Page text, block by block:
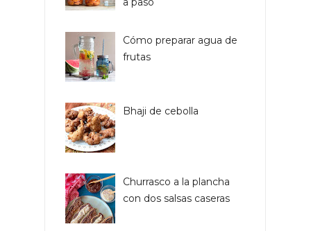
Cómo preparar agua de
frutas
Bhaji de cebolla
Churrasco a la plancha
con dos salsas caseras